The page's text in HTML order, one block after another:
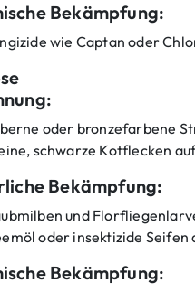
Bekämpfung:
wie Captan oder
oder bronzefarbene
schwarze Kotflecken
Bekämpfung:
und
oder insektizide Seifen
Bekämpfung: